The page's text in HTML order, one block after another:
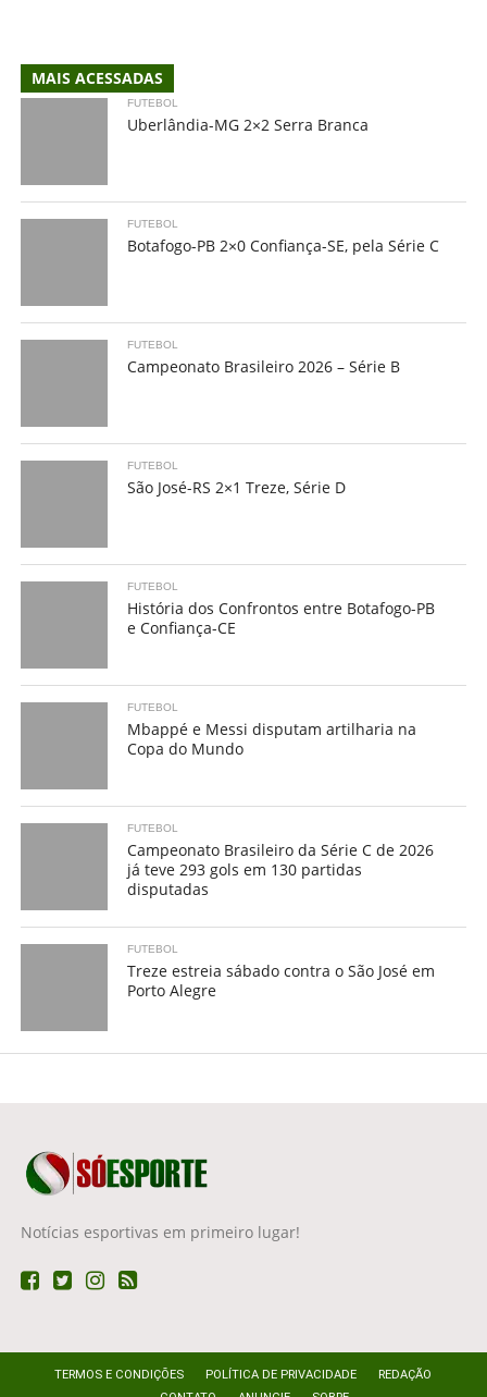
MAIS ACESSADAS
FUTEBOL
Uberlândia-MG 2×2 Serra Branca
FUTEBOL
Botafogo-PB 2×0 Confiança-SE, pela Série C
FUTEBOL
Campeonato Brasileiro 2026 – Série B
FUTEBOL
São José-RS 2×1 Treze, Série D
FUTEBOL
História dos Confrontos entre Botafogo-PB
e Confiança-CE
FUTEBOL
Mbappé e Messi disputam artilharia na
Copa do Mundo
FUTEBOL
Campeonato Brasileiro da Série C de 2026
já teve 293 gols em 130 partidas
disputadas
FUTEBOL
Treze estreia sábado contra o São José em
Porto Alegre
Notícias esportivas em primeiro lugar!
TERMOS E CONDIÇÕES POLÍTICA DE PRIVACIDADE
REDAÇÃO